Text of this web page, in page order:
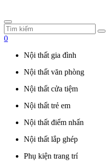
0
Nội thất gia đình
Nội thất văn phòng
Nội thất cửa tiệm
Nội thất trẻ em
Nội thất điểm nhấn
Nội thất lắp ghép
Phụ kiện trang trí